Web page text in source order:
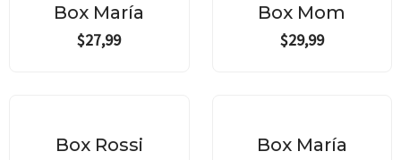
Box María
$27,99
Box Mom
$29,99
Box Rossi Box María